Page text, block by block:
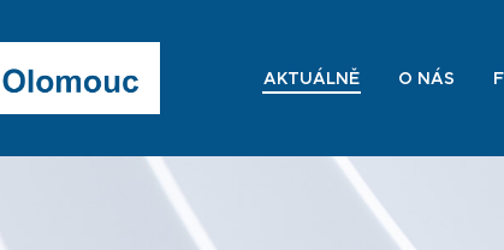
AKTUÁLNĚ O NÁS